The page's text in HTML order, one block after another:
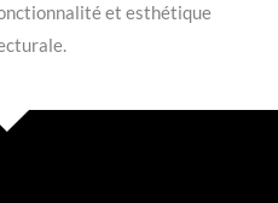
et esthétique